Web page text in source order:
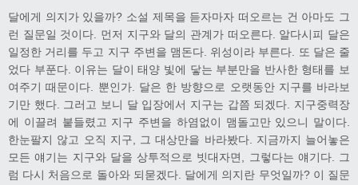
달에게 의지가 있을까? 소설 제목을 듣자마자 떠오르는 건 아마도 그
런 질문일 것이다. 먼저 지구와 달의 관계가 떠오른다. 알다시피 달은
일정한 거리를 두고 지구 주변을 맴돈다. 위성이라 부른다. 또 달은 줄
었다 부푼다. 이유는 달이 태양 빛에 닿는 부분만을 반사한 형태를 보
여주기 때문이다. 뿐인가. 달은 한 방향으로 오랫동안 지구를 바라보
기만 했다. 그러고 보니 달 입장에서 지구는 갑쯤 되겠다. 지구중력장
에 이끌려 붙들렸고 지구 주변을 하염없이 맴돌고만 있으니 말이다.
한눈팔지 않고 오직 지구, 그 대상만을 바라봤다. 지금까지 늘어놓은
모든 얘기는 지구와 달을 상투적으로 빗대자면, 그렇다는 얘기다. 그
럼 다시 처음으로 돌아와 되묻겠다. 달에게 의지란 무엇일까? 이 질문